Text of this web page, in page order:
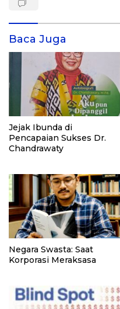
Baca Juga
Jejak Ibunda di
Pencapaian Sukses Dr.
Chandrawaty
Negara Swasta: Saat
Korporasi Meraksasa